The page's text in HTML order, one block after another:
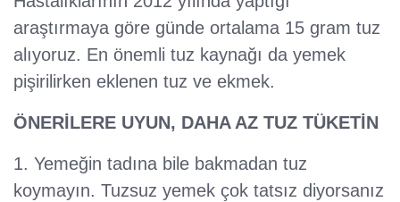
araştırmaya göre günde ortalama 15 gram tuz
alıyoruz. En önemli tuz kaynağı da yemek
pişirilirken eklenen tuz ve ekmek.
ÖNERİLERE UYUN, DAHA AZ TUZ TÜKETİN
1. Yemeğin tadına bile bakmadan tuz
koymayın. Tuzsuz yemek çok tatsız diyorsanız